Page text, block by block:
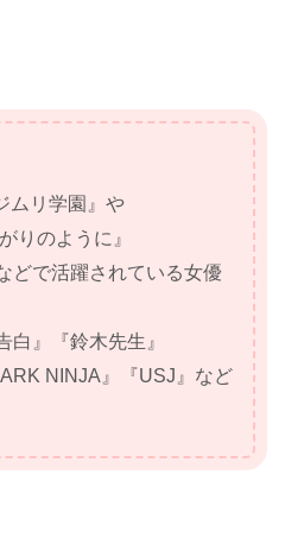
ムリ学園』や
りのように』
どで活躍されている女優
白』『鈴木先生』
NINJA』『USJ』など